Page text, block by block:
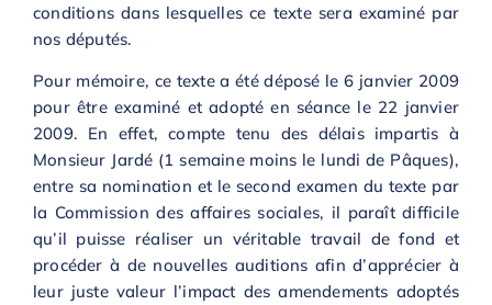
conditions dans lesquelles ce texte sera examiné par
nos députés.
Pour mémoire, ce texte a été déposé le 6 janvier 2009
pour être examiné et adopté en séance le 22 janvier
2009. En effet, compte tenu des délais impartis à
Monsieur Jardé (1 semaine moins le lundi de Pâques),
entre sa nomination et le second examen du texte par
la Commission des affaires sociales, il paraît difficile
qu’il puisse réaliser un véritable travail de fond et
procéder à de nouvelles auditions afin d’apprécier à
leur juste valeur l’impact des amendements adoptés